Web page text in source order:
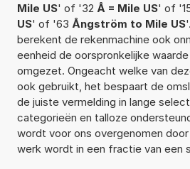
Mile US' of '32 Å = Mile US' of
US' of '63 Ångström to Mile US
berekent de rekenmachine ook
eenheid de oorspronkelijke
omgezet. Ongeacht welke van
ook gebruikt, het bespaart de
de juiste vermelding in lange
categorieën en talloze
wordt voor ons overgenomen
werk wordt in een fractie van een